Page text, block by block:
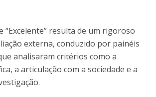
“Excelente” resulta de um rigoroso
externa, conduzido por painéis
analisaram critérios como a
a articulação com a sociedade e a